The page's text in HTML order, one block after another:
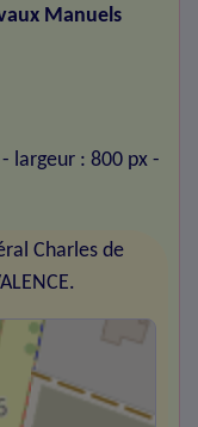
Manuels
- largeur : 800 px -
Charles de